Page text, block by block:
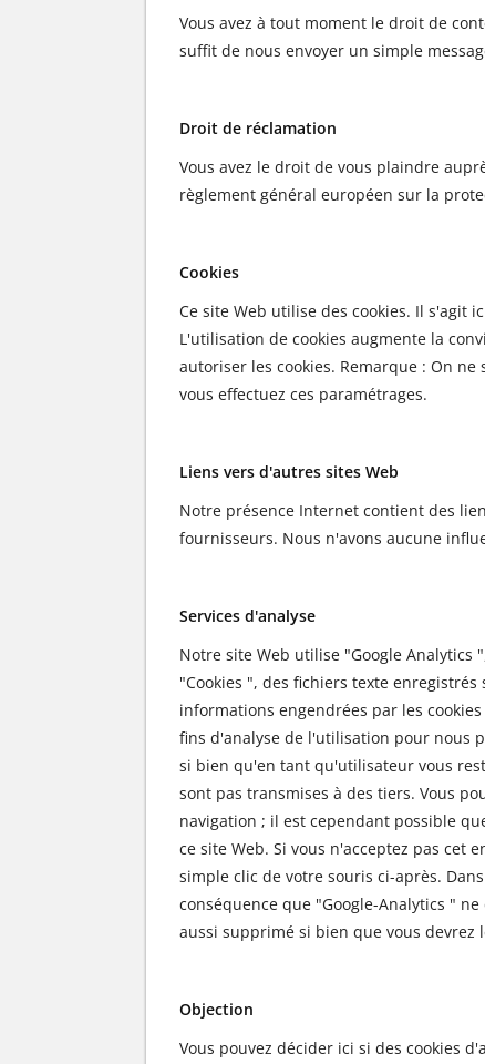
Vous avez à tout moment le droit de
suffit de nous envoyer un simple
Droit de réclamation
Vous avez le droit de vous plaindre
règlement général européen sur la
Cookies
Ce site Web utilise des cookies. Il s'agit
L'utilisation de cookies augmente la
autoriser les cookies. Remarque : On
vous effectuez ces paramétrages.
Liens vers d'autres sites Web
Notre présence Internet contient des
fournisseurs. Nous n'avons aucune
Services d'analyse
Notre site Web utilise "Google Analytics
"Cookies ", des fichiers texte
informations engendrées par les
fins d'analyse de l'utilisation pour nous
si bien qu'en tant qu'utilisateur vous
sont pas transmises à des tiers. Vous
navigation ; il est cependant possible
ce site Web. Si vous n'acceptez pas cet
simple clic de votre souris ci-après.
conséquence que "Google-Analytics "
aussi supprimé si bien que vous devrez
Objection
Vous pouvez décider ici si des cookies